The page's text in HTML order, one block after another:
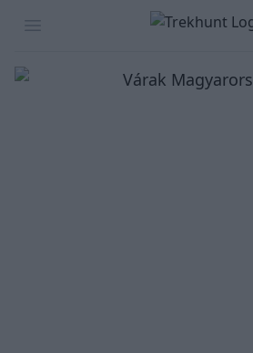
Open menu
Trekhunt